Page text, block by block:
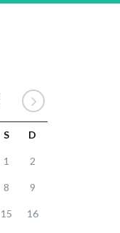
S D
1 2
8 9
15 16